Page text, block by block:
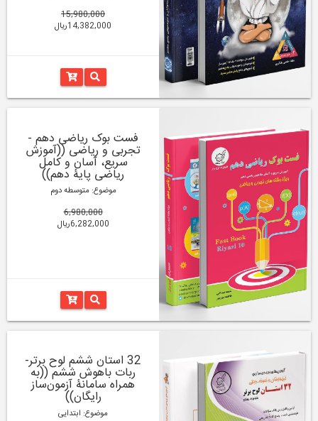
15,980,000
14,382,000ریال
فست بوک ریاضی دهم -
تجربی و ریاضی ((آموزش
سریع، آسان و کامل
ریاضی پایۀ دهم))
موضوع: متوسطه دوم
6,980,000
6,282,000ریال
32 استان ششم لوح برتر-
ربات باهوش ششم ((به
همراه سامانۀ آزمون‌ساز
رایگان))
موضوع: ابتدایی